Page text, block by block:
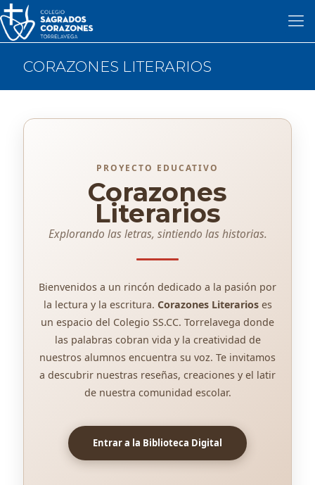
CORAZONES LITERARIOS
PROYECTO EDUCATIVO
Corazones
Literarios
Explorando las letras, sintiendo las historias.
Bienvenidos a un rincón dedicado a la pasión por
la lectura y la escritura. Corazones Literarioses
un espacio del Colegio SS.CC. Torrelavega donde
las palabras cobran vida y la creatividad de
nuestros alumnos encuentra su voz. Te invitamos
a descubrir nuestras reseñas, creaciones y el latir
de nuestra comunidad escolar.
Entrar a la Biblioteca Digital